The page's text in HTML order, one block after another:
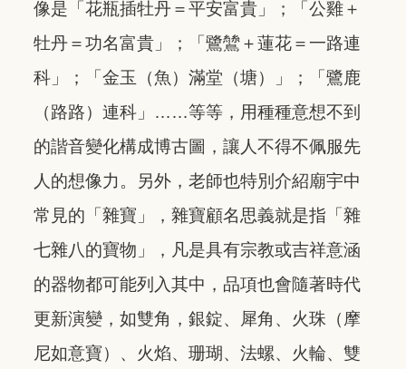
像是「花瓶插牡丹＝平安富貴」；「公雞＋
牡丹＝功名富貴」；「鷺鷥＋蓮花＝一路連
科」；「金玉（魚）滿堂（塘）」；「鷺鹿
（路路）連科」……等等，用種種意想不到
的諧音變化構成博古圖，讓人不得不佩服先
人的想像力。另外，老師也特別介紹廟宇中
常見的「雜寶」，雜寶顧名思義就是指「雜
七雜八的寶物」，凡是具有宗教或吉祥意涵
的器物都可能列入其中，品項也會隨著時代
更新演變，如雙角，銀錠、犀角、火珠（摩
尼如意寶）、火焰、珊瑚、法螺、火輪、雙